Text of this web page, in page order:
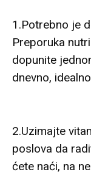
1.Potrebno je
Preporuka
dopunite
dnevno,
2.Uzimajte
poslova da
ćete naći, na